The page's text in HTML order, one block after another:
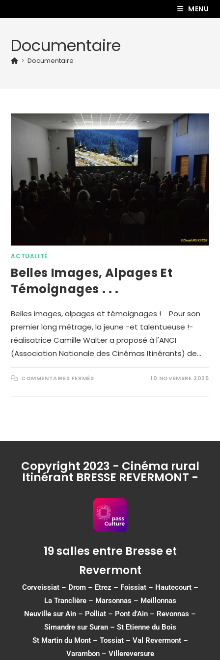
MENU
Documentaire
> Documentaire
ACTUALITÉ
Belles Images, Alpages Et
Témoignages . . .
Belles images, alpages et témoignages ! Pour son
premier long métrage, la jeune -et talentueuse !-
réalisatrice Camille Walter a proposé à l'ANCI
(Association Nationale des Cinémas Itinérants) de…
COMMENTAIRES FERMÉS 10 NOVEMBRE 2025
Copyright 2023 - Cinéma rural
Itinérant BRESSE REVERMONT -
19 salles entre Bresse et
Revermont
Corveissiat– Drom– Etrez – Foissiat– Hautecourt–
La Tranclière – Marsonnas – Meillonnas
Neuville sur Ain – Polliat – Pont d’Ain – Revonnas –
Simandre sur Suran– St Etienne du Bois
St Martin du Mont– Tossiat– Val Revermont–
Varambon– Villereversure